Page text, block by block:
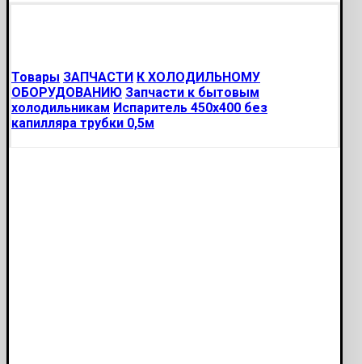
Товары ЗАПЧАСТИ К ХОЛОДИЛЬНОМУ
ОБОРУДОВАНИЮ Запчасти к бытовым
холодильникам Испаритель 450х400 без
капилляра трубки 0,5м